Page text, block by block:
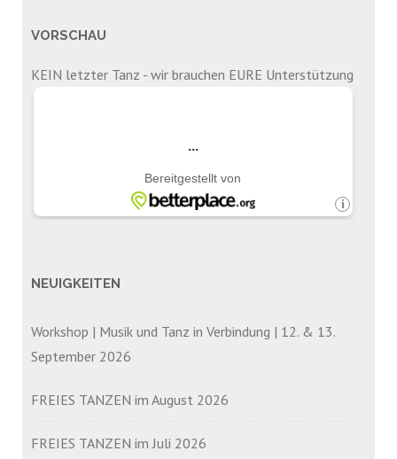
VORSCHAU
KEIN letzter Tanz - wir brauchen EURE Unterstützung
NEUIGKEITEN
Workshop | Musik und Tanz in Verbindung | 12. & 13.
September 2026
FREIES TANZEN im August 2026
FREIES TANZEN im Juli 2026